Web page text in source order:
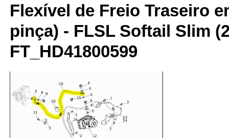
Flexível de Freio Traseiro
pinça) - FLSL Softail Slim
FT_HD41800599